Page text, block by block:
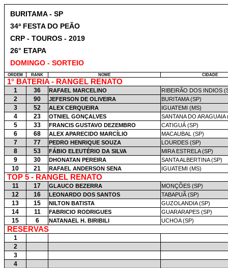
BURITAMA - SP
34ª FESTA DO PEÃO
CRP - TOUROS - 2019
26° ETAPA
DOMINGO - SORTEIO
ORDEM RANK NOME CIDADE
1° BATERIA - RANGEL RENATO
1 36 RAFAEL MARCELINO RIBEIRÃO DOS INDIOS
2 90 JEFERSON DE OLIVEIRA BURITAMA (SP)
3 52 ALEX CERQUEIRA IGUATEMI (MS)
4 23 OTNIEL GONÇALVES SANTANA DO ARAGUAIA
5 33 FRANCIS GUSTAVO DEZEMBRO CATIGUÁ (SP)
6 68 ALEX APARECIDO MARCÍLIO MACAUBAL (SP)
7 77 PEDRO HENRIQUE SOUZA LOURDES (SP)
8 53 FÁBIO ELEUTÉRIO DA SILVA MIRA ESTRELA (SP)
9 30 DHONATAN PEREIRA SANTA ALBERTINA (SP)
10 21 RAFAEL ANDERSON SENA IGUATEMI (MS)
TOP 5 - RANGEL RENATO
11 17 GLAUCO BEZERRA MONÇÕES (SP)
12 16 LEONARDO DOS SANTOS TABAPUÃ (SP)
13 15 NILTON BATISTA GUZOLANDIA (SP)
14 11 FABRICIO RODRIGUES GUARARAPES (SP)
15 6 NATANAEL H. BIRIBILI UCHOA (SP)
RESERVAS
1
2
3
4